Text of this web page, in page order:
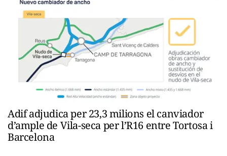
Adif adjudica per 23,3 milions el canviador
d’ample de Vila-seca per l’R16 entre Tortosa i
Barcelona